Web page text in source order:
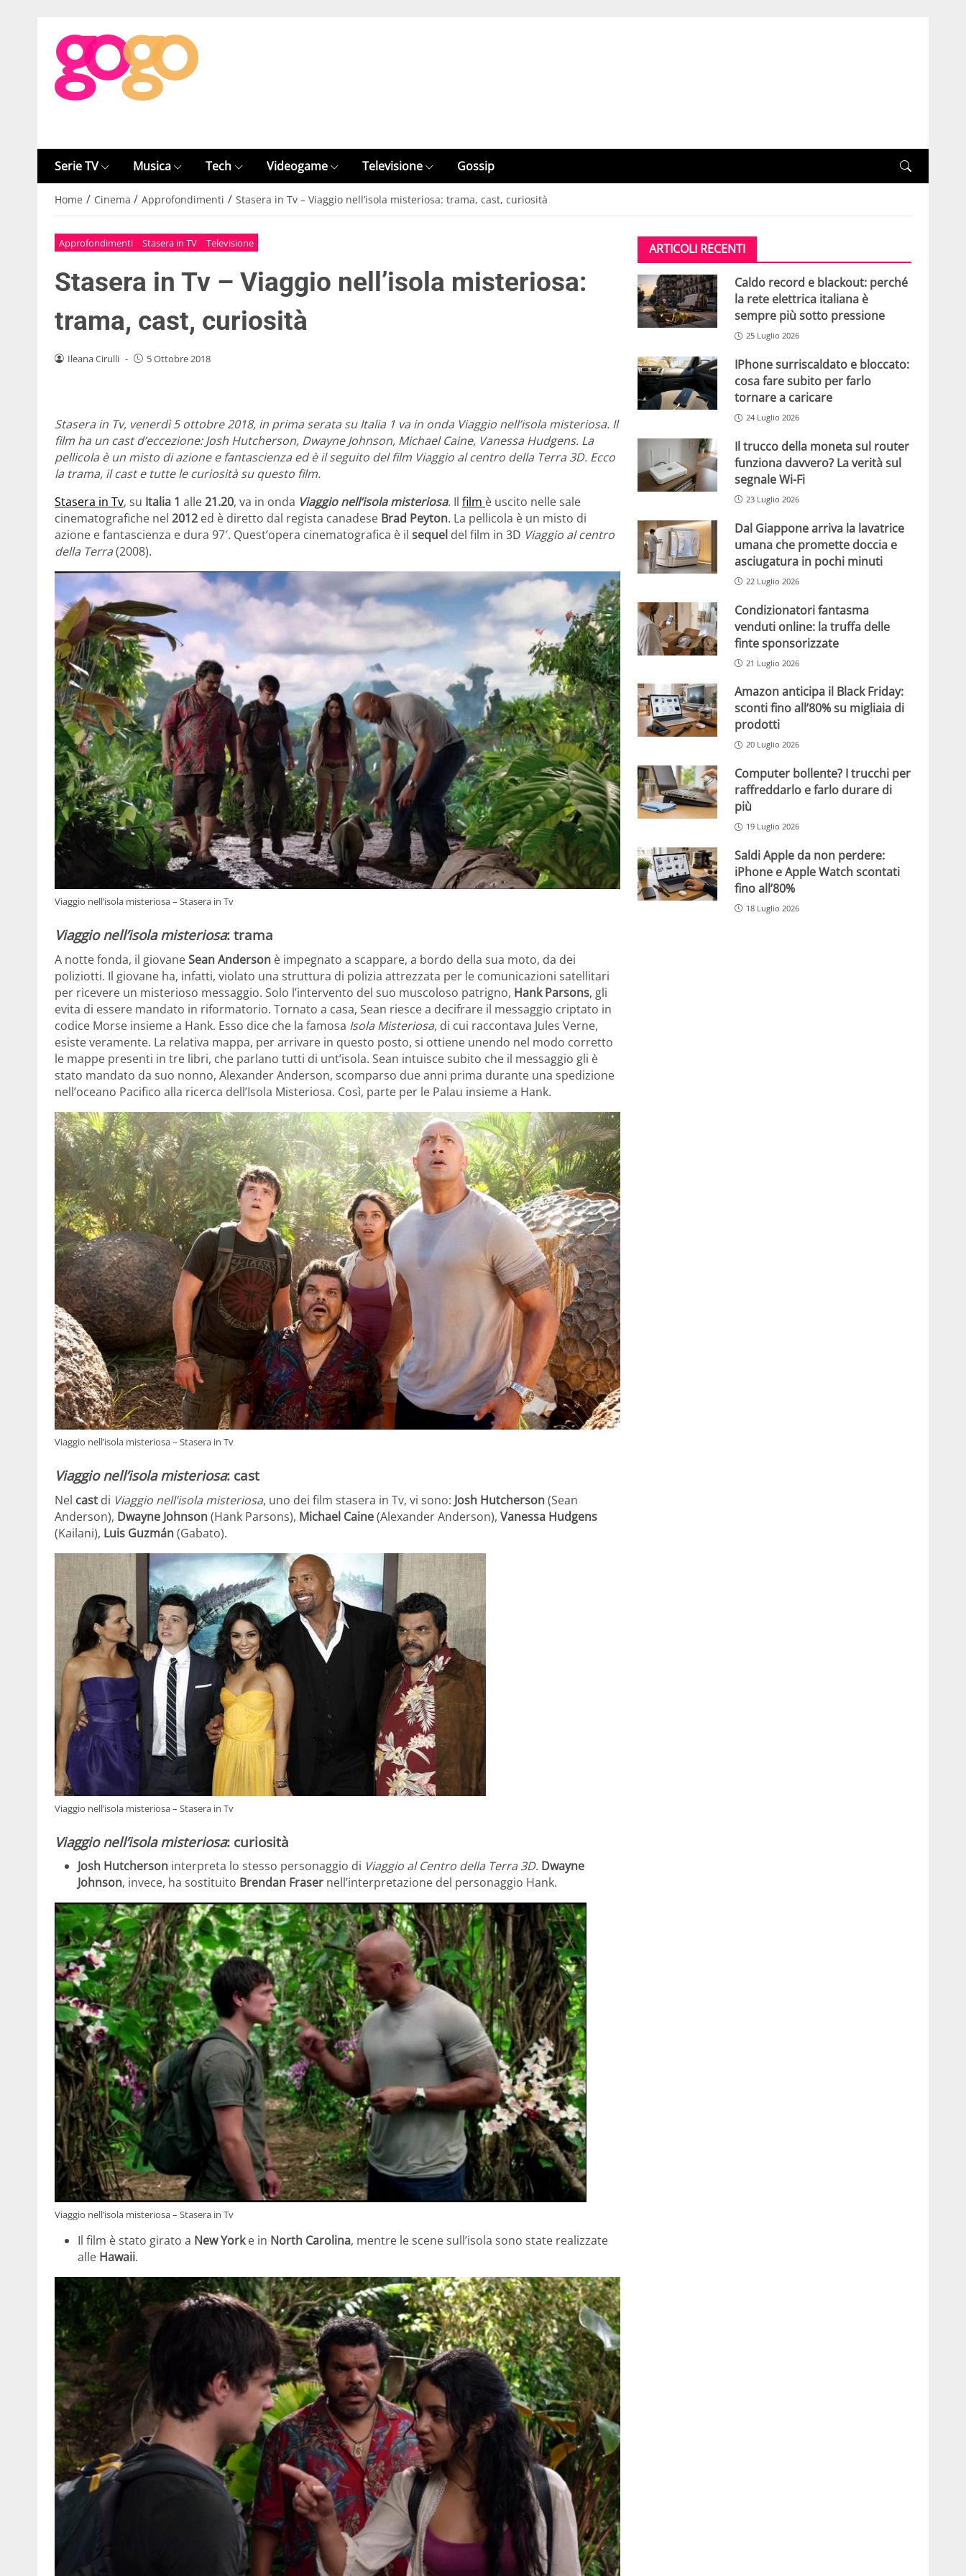
Serie TV Musica Tech Videogame Televisione Gossip
Home / Cinema / Approfondimenti / Stasera in Tv – Viaggio nell’isola misteriosa: trama, cast, curiosità
Approfondimenti Stasera in TV Televisione
Stasera in Tv – Viaggio nell’isola misteriosa:
trama, cast, curiosità
Ileana Cirulli - 5 Ottobre 2018
Stasera in Tv, venerdì 5 ottobre 2018, in prima serata su Italia 1 va in onda Viaggio nell’isola misteriosa. Il
film ha un cast d’eccezione: Josh Hutcherson, Dwayne Johnson, Michael Caine, Vanessa Hudgens. La
pellicola è un misto di azione e fantascienza ed è il seguito del film Viaggio al centro della Terra 3D. Ecco
la trama, il cast e tutte le curiosità su questo film.
Stasera in Tv, su Italia 1 alle21.20, va in onda Viaggio nell’isola misteriosa. Il film è uscito nelle sale
cinematografiche nel 2012 ed è diretto dal regista canadese Brad Peyton. La pellicola è un misto di
azione e fantascienza e dura 97′. Quest’opera cinematografica è il sequel del film in 3D Viaggio al centro
della Terra(2008).
Viaggio nell’isola misteriosa – Stasera in Tv
Viaggio nell’isola misteriosa: trama
A notte fonda, il giovaneSean Anderson è impegnato a scappare, a bordo della sua moto, da dei
poliziotti. Il giovane ha, infatti, violato una struttura di polizia attrezzata per le comunicazioni satellitari
per ricevere un misterioso messaggio. Solo l’intervento del suo muscoloso patrigno, Hank Parsons, gli
evita di essere mandato in riformatorio. Tornato a casa, Sean riesce a decifrare il messaggio criptato in
codice Morse insieme a Hank. Esso dice che la famosa Isola Misteriosa, di cui raccontava Jules Verne,
esiste veramente. La relativa mappa, per arrivare in questo posto, si ottiene unendo nel modo corretto
le mappe presenti in tre libri, che parlano tutti di unt’isola. Sean intuisce subito che il messaggio gli è
stato mandato da suo nonno, Alexander Anderson, scomparso due anni prima durante una spedizione
nell’oceano Pacifico alla ricerca dell’Isola Misteriosa. Così, parte per le Palau insieme a Hank.
Viaggio nell’isola misteriosa – Stasera in Tv
Viaggio nell’isola misteriosa: cast
Nel cast di Viaggio nell’isola misteriosa, uno dei film stasera in Tv, vi sono: Josh Hutcherson(Sean
Anderson), Dwayne Johnson(Hank Parsons), Michael Caine(Alexander Anderson), Vanessa Hudgens
(Kailani), Luis Guzmán(Gabato).
Viaggio nell’isola misteriosa – Stasera in Tv
Viaggio nell’isola misteriosa: curiosità
Josh Hutcherson interpreta lo stesso personaggio di Viaggio al Centro della Terra 3D. Dwayne
Johnson, invece, ha sostituito Brendan Fraser nell’interpretazione del personaggio Hank.
Viaggio nell’isola misteriosa – Stasera in Tv
Il film è stato girato a New Yorke in North Carolina, mentre le scene sull’isola sono state realizzate
alle Hawaii.
ARTICOLI RECENTI
Caldo record e blackout: perché
la rete elettrica italiana è
sempre più sotto pressione
25 Luglio 2026
IPhone surriscaldato e bloccato:
cosa fare subito per farlo
tornare a caricare
24 Luglio 2026
Il trucco della moneta sul router
funziona davvero? La verità sul
segnale Wi-Fi
23 Luglio 2026
Dal Giappone arriva la lavatrice
umana che promette doccia e
asciugatura in pochi minuti
22 Luglio 2026
Condizionatori fantasma
venduti online: la truffa delle
finte sponsorizzate
21 Luglio 2026
Amazon anticipa il Black Friday:
sconti fino all’80% su migliaia di
prodotti
20 Luglio 2026
Computer bollente? I trucchi per
raffreddarlo e farlo durare di
più
19 Luglio 2026
Saldi Apple da non perdere:
iPhone e Apple Watch scontati
fino all’80%
18 Luglio 2026